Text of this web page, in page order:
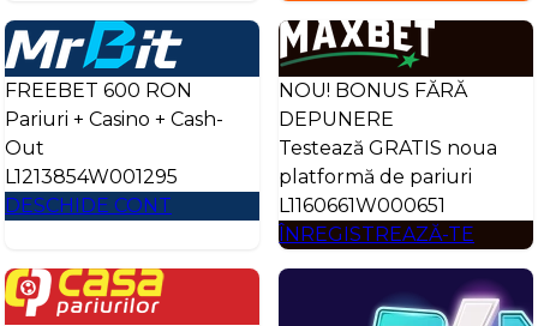
FREEBET 600 RON
Pariuri + Casino + Cash-
Out
L1213854W001295
DESCHIDE CONT
NOU! BONUS FĂRĂ
DEPUNERE
Testează GRATIS noua
platformă de pariuri
L1160661W000651
ÎNREGISTREAZĂ-TE